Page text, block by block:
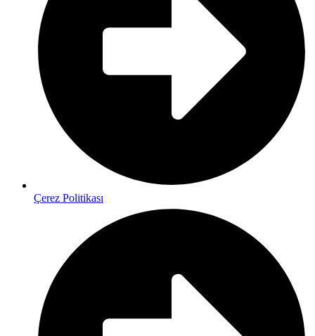
Çerez Politikası